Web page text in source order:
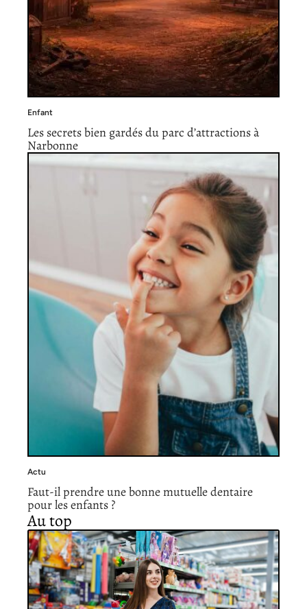
Enfant
Les secrets bien gardés du parc d’attractions à
Narbonne
Actu
Faut-il prendre une bonne mutuelle dentaire
pour les enfants ?
Au top